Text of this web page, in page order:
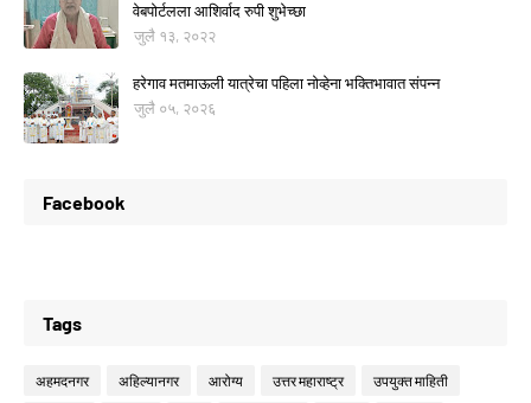
वेबपोर्टलला आशिर्वाद रुपी शुभेच्छा
जुलै १३, २०२२
हरेगाव मतमाऊली यात्रेचा पहिला नोव्हेना भक्तिभावात संपन्न
जुलै ०५, २०२६
Facebook
Tags
अहमदनगर अहिल्यानगर आरोग्य उत्तर महाराष्ट्र उपयुक्त माहिती